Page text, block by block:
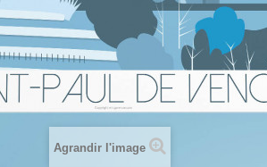
Agrandir l'image